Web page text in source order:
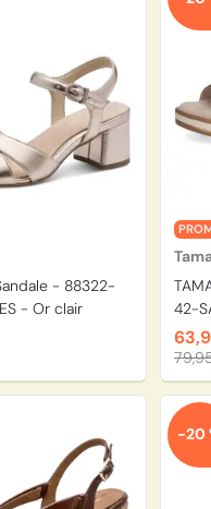
- 88322-
- Or clair
42-
-20